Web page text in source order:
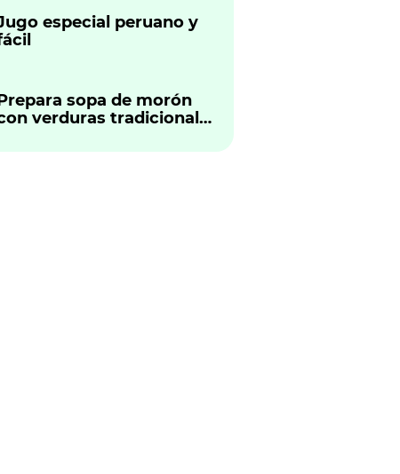
especial peruano y
sopa de morón
verduras tradicional